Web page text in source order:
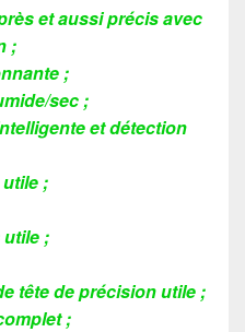
et aussi précis avec
;
;
sec ;
et détection
;
utile ;
tête de précision utile ;
;